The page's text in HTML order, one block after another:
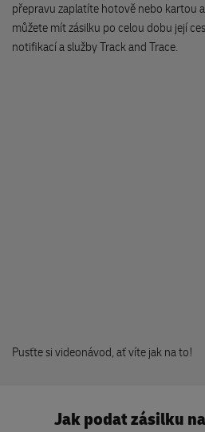
Pletací příze
Jana Masaryka 18
Rozměry a homotnost jsou omezeny
251 62 Mukařov
Barákova 237/8
přepravu zaplatíte hotově nebo kartou
můžete mít zásilku po celou dobu její
notifikací a služby Track and Trace.
Pusťte si videonávod, ať víte jak na to!
Jak podat zásilku